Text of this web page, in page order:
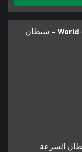
World of Tanks Modern Armor – شيطان